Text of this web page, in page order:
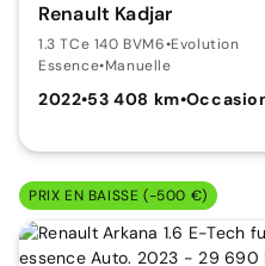
Renault Kadjar
1.3 TCe 140 BVM6•Evolution
Essence•Manuelle
2022•53 408 km•
PRIX EN BAISSE (-500 €)